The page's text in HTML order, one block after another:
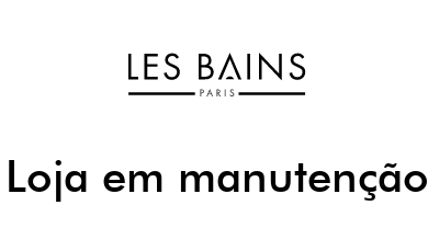
Loja em manutenção